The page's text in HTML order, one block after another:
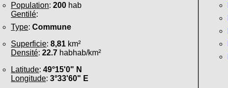
Population: 200 hab
Gentilé:
Type: Commune
Superficie: 8,81 km²
Densité: 22.7 habhab/km²
Latitude: 49°15'0" N
Longitude: 3°33'60" E